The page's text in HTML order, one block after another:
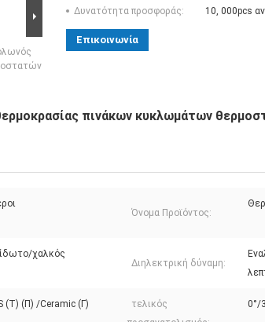
Δυνατότητα προσφοράς:
10, 000pcs
Επικοινωνία
πινάκων κυκλωμάτων
Όνομα Προϊόντος:
χαλκός
Διηλεκτρική δύναμη:
(Τ) (Π) /Ceramic (Γ)
τελικός
0°/